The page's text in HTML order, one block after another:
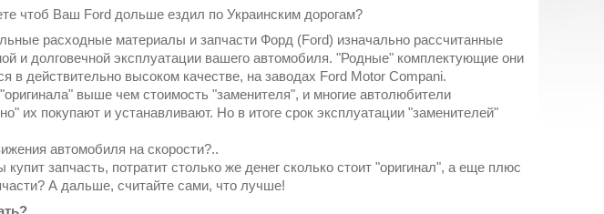
чтоб Ваш Ford дольше ездил по Украинским дорогам?
расходные материалы и запчасти Форд (Ford) изначально рассчитанные
и долговечной эксплуатации вашего автомобиля. "Родные" комплектующие они
в действительно высоком качестве, на заводах Ford Motor Compani.
выше чем стоимость "заменителя", и многие автолюбители
их покупают и устанавливают. Но в итоге срок эксплуатации "заменителей"
автомобиля на скорости?..
запчасть, потратит столько же денег сколько стоит "оригинал", а еще плюс
А дальше, считайте сами, что лучше!